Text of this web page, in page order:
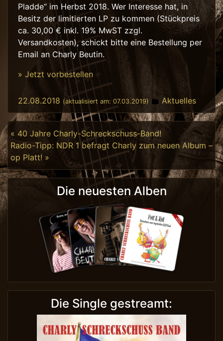
Pladde“ im Herbst 2018. Wer Interesse hat, in
Besitz der limitierten LP zu kommen (Stückpreis
ca. 30,00 € inkl. 19% MwST zzgl.
Versandkosten), schickt bitte eine Bestellung per
Email an Charly Beutin.
» Jetzt vorbestellen
22.08.2018 (aktualisiert am: 07.03.2019) Posted in
Aktuelles
Beitragsnavigation
« 40 Jahre Charly-Schreckschuss-Band!
Radio-Tipp: NDR 1 befragt Charly zum neuen Album –
op Platt! »
Die neuesten Alben
Die Single gestreamt: